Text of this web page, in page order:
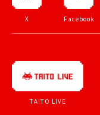
X Facebook
TAITO LIVE